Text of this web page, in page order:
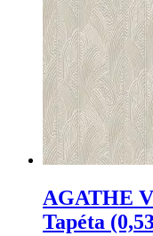
AGATHE
Tapéta